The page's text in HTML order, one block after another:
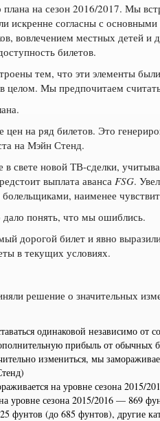
на сезон 2016/2017. Мы
искренне согласны с
вовлечением местных детей
билетов.
тем, что эти элементы
Мы предпочитаем
на ряд билетов. Это
на Мэйн Стенд.
свете новой ТВ-сделки,
выплата аванса FSG.
наименее
дало понять, что мы ошиблись.
дорогой билет и явно
в текущих условиях.
решение о значительных
одинаковой независимо от
прибыль от обычных
измениться, мы
на уровне сезона 2015/
уровне сезона 2015/2016 — 869
фунтов (до 685 фунтов), другие